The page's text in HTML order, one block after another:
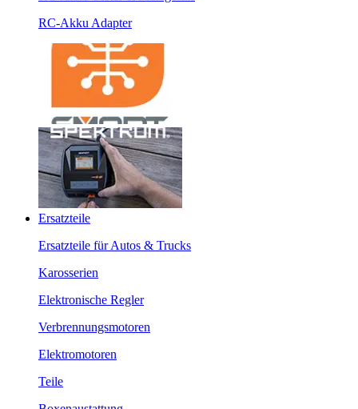
RC-Akku Adapter
Ersatzteile
Ersatzteile für Autos & Trucks
Karosserien
Elektronische Regler
Verbrennungsmotoren
Elektromotoren
Teile